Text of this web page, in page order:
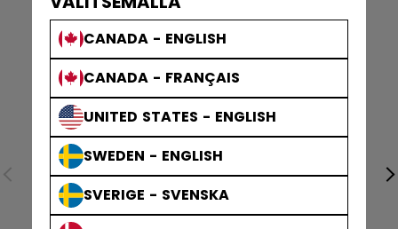
CANADA - ENGLISH
CANADA - FRANÇAIS
UNITED STATES - ENGLISH
SWEDEN - ENGLISH
SVERIGE - SVENSKA